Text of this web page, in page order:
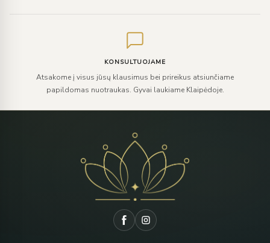
KONSULTUOJAME
Atsakome į visus jūsų klausimus bei prireikus atsiunčiame
papildomas nuotraukas. Gyvai laukiame Klaipėdoje.